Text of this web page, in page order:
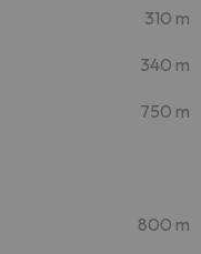
310 m
340 m
750 m
800 m